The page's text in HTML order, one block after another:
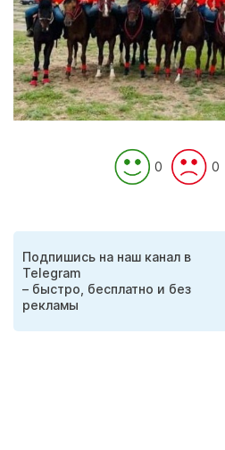
0 0
Подпишись на наш канал в
Telegram
– быстро, бесплатно и без
рекламы